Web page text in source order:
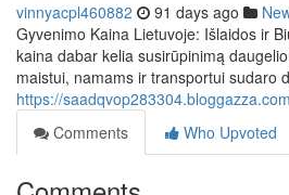
vinnyacpl460882 91 days ago
Gyvenimo Kaina Lietuvoje: Išlaidos ir
kaina dabar kelia susirūpinimą
maistui, namams ir transportui sudaro
https://
Comments
Who Upvoted